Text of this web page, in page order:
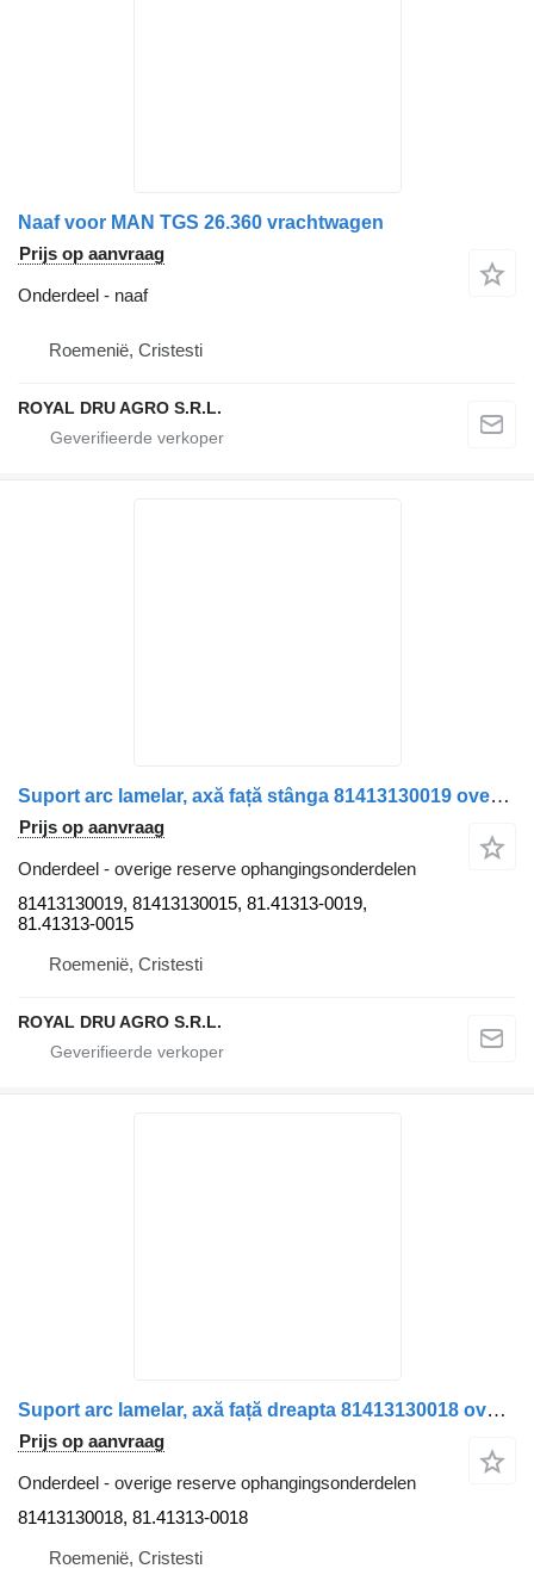
Naaf voor MAN TGS 26.360 vrachtwagen
Prijs op aanvraag
Onderdeel - naaf
Roemenië, Cristesti
ROYAL DRU AGRO S.R.L.
Suport arc lamelar, axă față stânga 81413130019 overige reserve ophangingsonderdelen voor MAN TGS 26.360 vrachtwagen
Prijs op aanvraag
Onderdeel - overige reserve ophangingsonderdelen
81413130019, 81413130015, 81.41313-0019,
81.41313-0015
Roemenië, Cristesti
ROYAL DRU AGRO S.R.L.
Suport arc lamelar, axă față dreapta 81413130018 overige reserve ophangingsonderdelen voor MAN TGS 26.360 vrachtwagen
Prijs op aanvraag
Onderdeel - overige reserve ophangingsonderdelen
81413130018, 81.41313-0018
Roemenië, Cristesti